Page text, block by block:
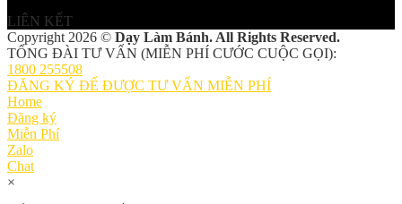
LIÊN KẾT
Copyright 2026 © Dạy Làm Bánh. All Rights Reserved.
TỔNG ĐÀI TƯ VẤN (MIỄN PHÍ CƯỚC CUỘC GỌI):
1800 255508
ĐĂNG KÝ ĐỂ ĐƯỢC TƯ VẤN MIỄN PHÍ
Home
Đăng ký
Miễn Phí
Zalo
Chat
×